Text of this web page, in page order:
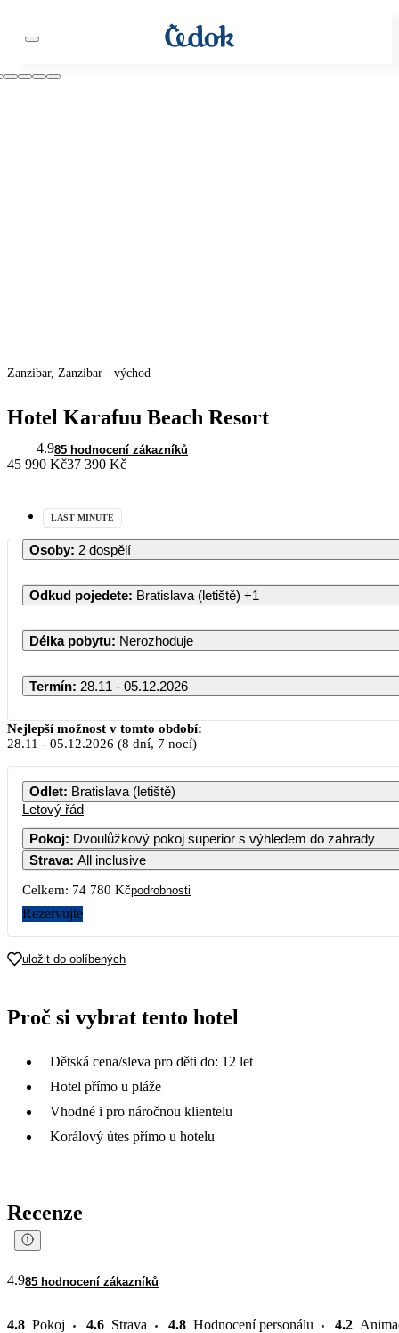
Zanzibar, Zanzibar - východ
Hotel Karafuu Beach Resort
4.985 hodnocení zákazníků
45 990 Kč37 390 Kč
LAST MINUTE
Osoby: 2 dospělí
Odkud pojedete: Bratislava (letiště) +1
Délka pobytu: Nerozhoduje
Termín: 28.11 - 05.12.2026
Nejlepší možnost v tomto období:
28.11 - 05.12.2026 (8 dní, 7 nocí)
Odlet: Bratislava (letiště)
Letový řád
Pokoj: Dvoulůžkový pokoj superior s výhledem do zahrady
Strava: All inclusive
Celkem: 74 780 Kčpodrobnosti
Rezervujte
uložit do oblíbených
Proč si vybrat tento hotel
Dětská cena/sleva pro děti do: 12 let
Hotel přímo u pláže
Vhodné i pro náročnou klientelu
Korálový útes přímo u hotelu
Recenze
4.985 hodnocení zákazníků
4.8 Pokoj 4.6 Strava 4.8 Hodnocení personálu 4.2